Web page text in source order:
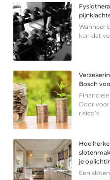
Wanneer
kan dat
Bosch
Door
risico’s
Hoe
je
Een